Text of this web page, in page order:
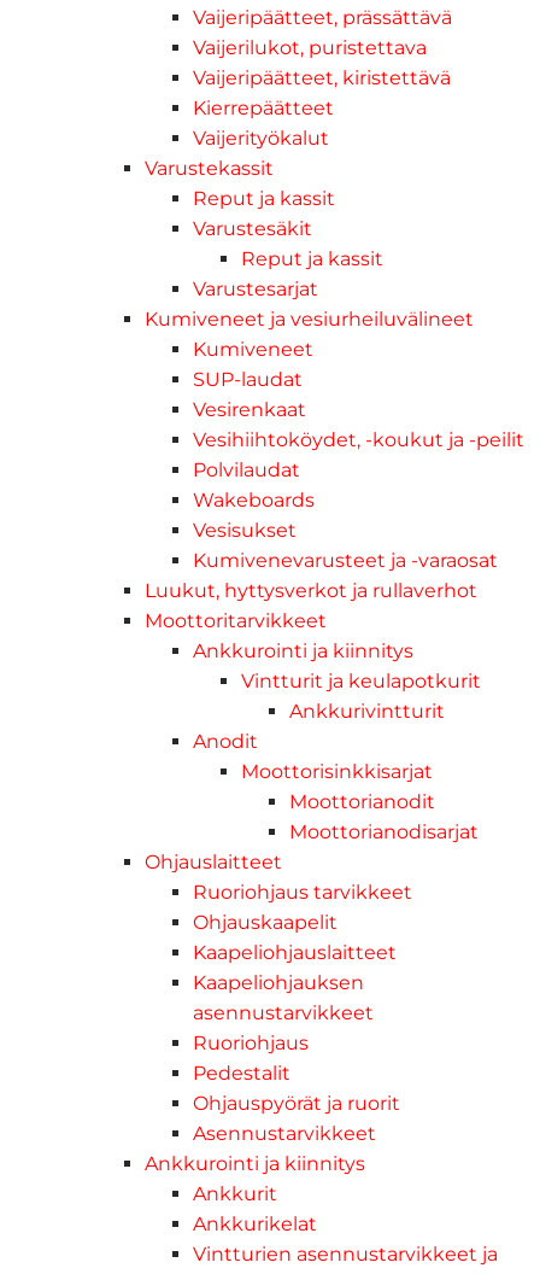
Vaijeripäätteet, prässättävä
Vaijerilukot, puristettava
Vaijeripäätteet, kiristettävä
Kierrepäätteet
Vaijerityökalut
Varustekassit
Reput ja kassit
Varustesäkit
Reput ja kassit
Varustesarjat
Kumiveneet ja vesiurheiluvälineet
Kumiveneet
SUP-laudat
Vesirenkaat
Vesihiihtoköydet, -koukut ja -peilit
Polvilaudat
Wakeboards
Vesisukset
Kumivenevarusteet ja -varaosat
Luukut, hyttysverkot ja rullaverhot
Moottoritarvikkeet
Ankkurointi ja kiinnitys
Vintturit ja keulapotkurit
Ankkurivintturit
Anodit
Moottorisinkkisarjat
Moottorianodit
Moottorianodisarjat
Ohjauslaitteet
Ruoriohjaus tarvikkeet
Ohjauskaapelit
Kaapeliohjauslaitteet
Kaapeliohjauksen
asennustarvikkeet
Ruoriohjaus
Pedestalit
Ohjauspyörät ja ruorit
Asennustarvikkeet
Ankkurointi ja kiinnitys
Ankkurit
Ankkurikelat
Vintturien asennustarvikkeet ja